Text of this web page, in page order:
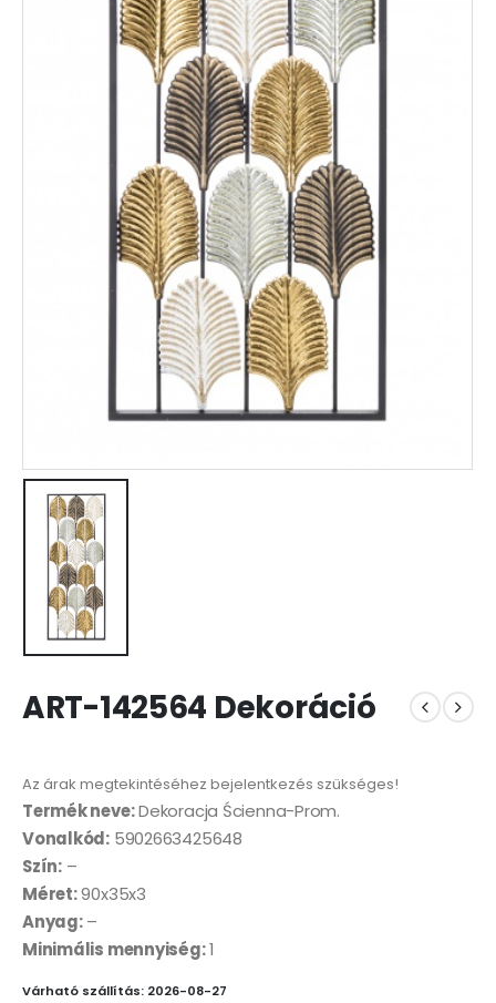
ART-142564 Dekoráció
Az árak megtekintéséhez bejelentkezés szükséges!
Termék neve:Dekoracja Ścienna-Prom.
Vonalkód: 5902663425648
Szín:–
Méret:90x35x3
Anyag:–
Minimális mennyiség:1
Várható szállítás: 2026-08-27